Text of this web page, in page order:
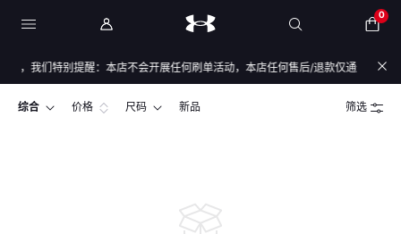
0
，我们特别提醒：本店不会开展任何刷单活动，本店任何售后/退款仅通过店铺
综合 价格 尺码 新品 筛选